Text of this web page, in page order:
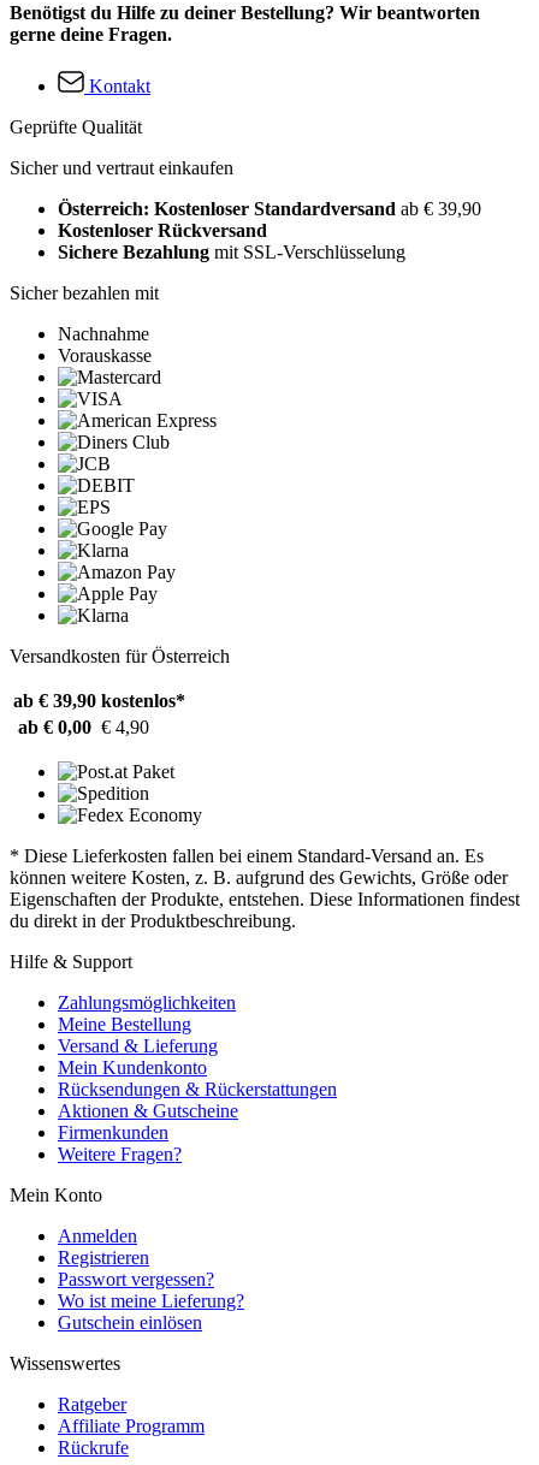
Benötigst du Hilfe zu deiner Bestellung? Wir beantworten
gerne deine Fragen.
Kontakt
Geprüfte Qualität
Sicher und vertraut einkaufen
Österreich: Kostenloser Standardversand ab € 39,90
Kostenloser Rückversand
Sichere Bezahlung mit SSL-Verschlüsselung
Sicher bezahlen mit
Nachnahme
Vorauskasse
Versandkosten für Österreich
ab € 39,90 kostenlos*
ab € 0,00 € 4,90
* Diese Lieferkosten fallen bei einem Standard-Versand an. Es
können weitere Kosten, z. B. aufgrund des Gewichts, Größe oder
Eigenschaften der Produkte, entstehen. Diese Informationen findest
du direkt in der Produktbeschreibung.
Hilfe & Support
Zahlungsmöglichkeiten
Meine Bestellung
Versand & Lieferung
Mein Kundenkonto
Rücksendungen & Rückerstattungen
Aktionen & Gutscheine
Firmenkunden
Weitere Fragen?
Mein Konto
Anmelden
Registrieren
Passwort vergessen?
Wo ist meine Lieferung?
Gutschein einlösen
Wissenswertes
Ratgeber
Affiliate Programm
Rückrufe